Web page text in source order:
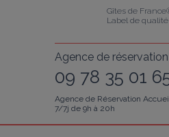
Gîtes de
Label de qualité
Agence de réservation
09 78 35 01
Agence de Réservation
7/7j de 9h à 20h